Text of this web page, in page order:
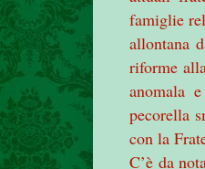
famiglie
allontana
riforme
anomala
pecorella
con la
C’è da